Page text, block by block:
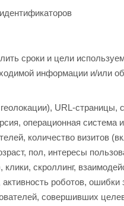
сроки и цели
информации и/или
URL-страницы,
операционная система
количество визитов
пол, интересы
клики, скроллинг,
роботов, ошибки
совершивших